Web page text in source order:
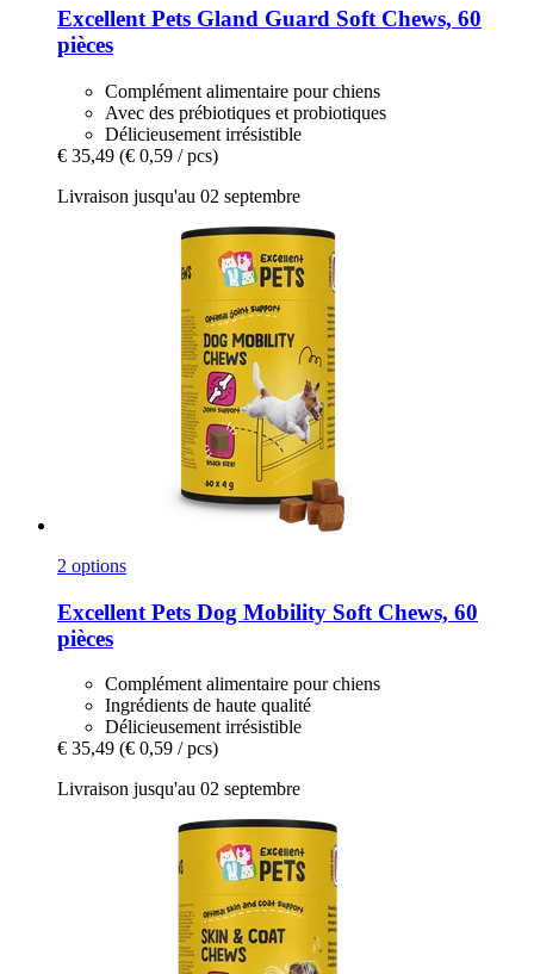
Excellent Pets Gland Guard Soft Chews, 60
pièces
Complément alimentaire pour chiens
Avec des prébiotiques et probiotiques
Délicieusement irrésistible
€ 35,49 (€ 0,59 / pcs)
Livraison jusqu'au 02 septembre
2 options
Excellent Pets Dog Mobility Soft Chews, 60
pièces
Complément alimentaire pour chiens
Ingrédients de haute qualité
Délicieusement irrésistible
€ 35,49 (€ 0,59 / pcs)
Livraison jusqu'au 02 septembre